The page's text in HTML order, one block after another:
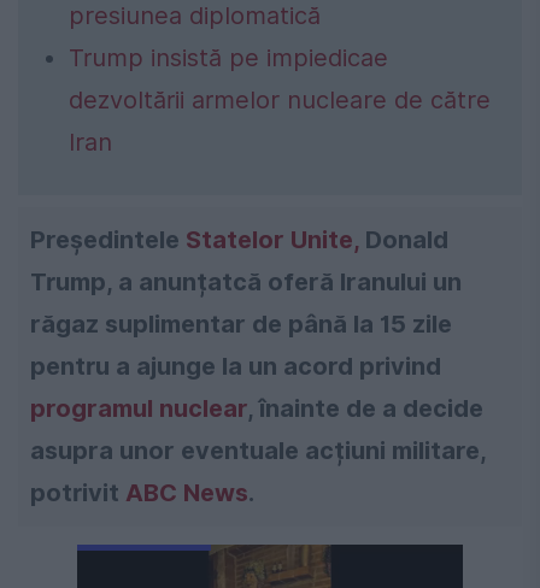
presiunea diplomatică
Trump insistă pe impiedicae
dezvoltării armelor nucleare de către
Iran
Președintele Statelor Unite, Donald
Trump, a anunțatcă oferă Iranului un
răgaz suplimentar de până la 15 zile
pentru a ajunge la un acord privind
programul nuclear, înainte de a decide
asupra unor eventuale acțiuni militare,
potrivit ABC News.